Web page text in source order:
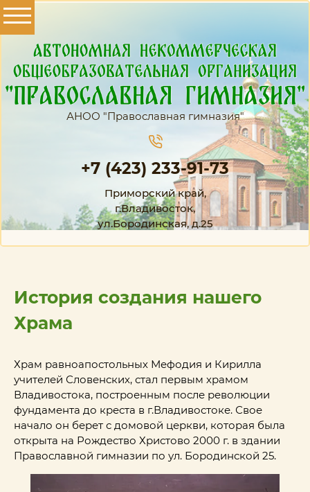
АНОО "Православная гимназия"
+7 (423) 233-91-73
Приморский край,
г.Владивосток,
ул.Бородинская, д.25
История создания нашего
Храма
Храм равноапостольных Мефодия и Кирилла
учителей Словенских, стал первым храмом
Владивостока, построенным после революции
фундамента до креста в г.Владивостоке. Свое
начало он берет с домовой церкви, которая была
открыта на Рождество Христово 2000 г. в здании
Православной гимназии по ул. Бородинской 25.